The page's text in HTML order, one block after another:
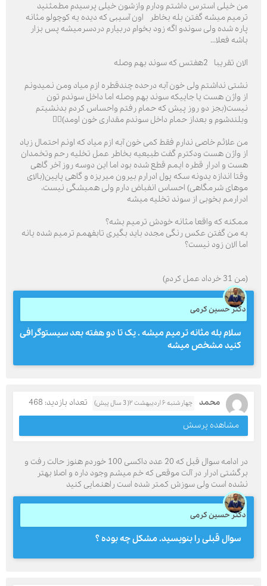
من خیلی استرس داشتم ودارم وازشون خیلی پرسیدم مطمئنید
ترمیم میشه گفتن بله بخاطر اون آسیبی که دیده یه کوچولو مثانه
پاره شده ولی سوندو اگه زود بخوام دربیارم دردسرمیشه پس بزار
باشه فعلا...
الان تقریبا 2هفتس که سوند بهم وصله
نشتی نداشتم ولی خون آبه درحده چندقطره ازم میاد ومن نمیدونم
از واژن هست یا جاییکه سوند بهم وصله اما داخل سوندم تون
نیست(بجز دو روز پیش که حمام رفتم واحساس کردم بدنشیتم
وبلندشوم و بعداز حمام داخل سوندم مقداری خون اومد)🤦‍♂️
من علائم خاصی ندارم فقط کمی خون آبه ازم میاد که اونم احتمال زیاد
از واژن هست ودکترم گفت طبیعیه بخاطر عمل تخلیه رحم وتخمدان
هست و ادرار قطره ایمم قطع شده بود اما این دوسه روز آخر گاهی
وقتا اندازه یدونه سکه پول ادرارم بیرون میریزه و گاهی پایین(بالای
موهای شرمگاهی) احساس انفباض دارم ولی همیشگی نیست،
ادرارمم بخوبی از سوند تخلیه میشه
ممکنه که واقعا مثانه خودش ترمیم بشه؟
به من گفتن عکس رنگی مجدد باید بگیری تابفهمم ترمیم شده یانه
اما الان زود نیست؟
(من 31 خرداد عمل کردم)
دکتر حسین کرمی
سلام بله مثانه ترمیم میشه . یک تا دو هفته بعد سیستوگرافی
کنید مشخص میشه
محمد چهارشنبه ۶ اردیبهشت ۲( 3 سال پیش)
تعداد بازدید: 468
مشاهده پرسش
در ادامه سوال قبل که 20 عدد داکسی 100 خوردم هنوز حالت رفت و
برگشتی ادرار در آلت موقعی که خم میشم وجود داره و اصلا بهتر
نشده است ولی سوزش کمتر شده است راهنمایی کنید
دکتر حسین کرمی
سوال قبلی را بنویسید. مشکل چه بوده ؟